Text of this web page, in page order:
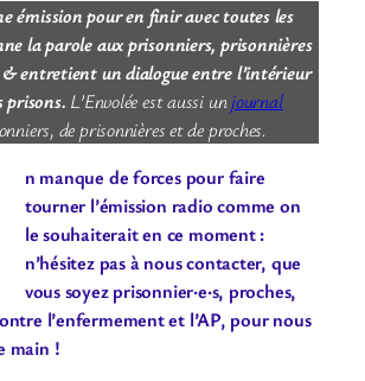
émission pour en finir avec toutes les
la parole aux prisonniers, prisonnières
entretient un dialogue entre l’intérieur
prisons. L’Envolée est aussi unjournal
de prisonnières et de proches.
n manque de forces pour faire
tourner l’émission radio comme on
le souhaiterait en ce moment :
n’hésitez pas à nous contacter, que
vous soyez prisonnier·e·s, proches,
l’enfermement et l’AP, pour nous
main !